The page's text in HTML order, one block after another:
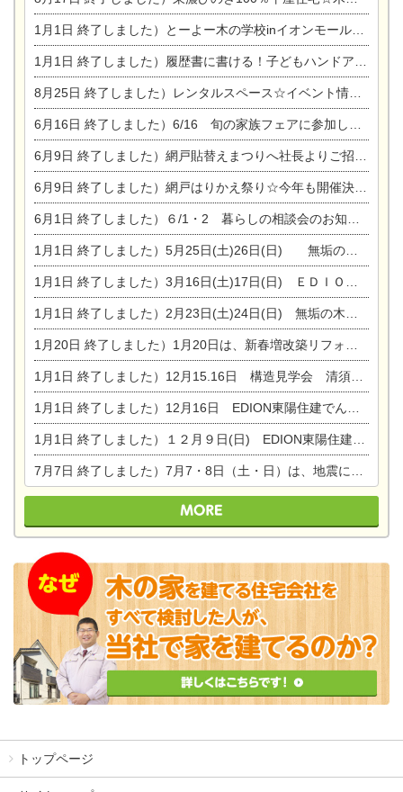
1月1日 終了しました）とーよー木の学校inイオンモール木曽川
1月1日 終了しました）履歴書に書ける！子どもハンドアロマ講座☆
8月25日 終了しました）レンタルスペース☆イベント情報☆チャイルドアロマセラピスト
6月16日 終了しました）6/16 旬の家族フェアに参加します☆
6月9日 終了しました）網戸貼替えまつりへ社長よりご招待です♪
6月9日 終了しました）網戸はりかえ祭り☆今年も開催決定！
6月1日 終了しました）６/1・2 暮らしの相談会のお知らせ
1月1日 終了しました）5月25日(土)26日(日) 無垢の木の家体感見学会開催☆
1月1日 終了しました）3月16日(土)17日(日) ＥＤＩＯＮ東陽住建でんき館 総決算まつり
1月1日 終了しました）2月23日(土)24日(日) 無垢の木の家 完成見学会
1月20日 終了しました）1月20日は、新春増改築リフォームまつり＆家の修理祭り＆家電まつりです。
1月1日 終了しました）12月15.16日 構造見学会 清須市西枇杷島町弁天
1月1日 終了しました）12月16日 EDION東陽住建でんき OPEN第二弾イベント！！
1月1日 終了しました）１２月９日(日) EDION東陽住建でんき館プレＯＰＥＮ！＆家の修理まつり
7月7日 終了しました）7月7・8日（土・日）は、地震に強くて安心！暮らしを楽しむ東濃ひのきの平屋の家体験見学会を開催します。ぜひお越しください。
トップページ